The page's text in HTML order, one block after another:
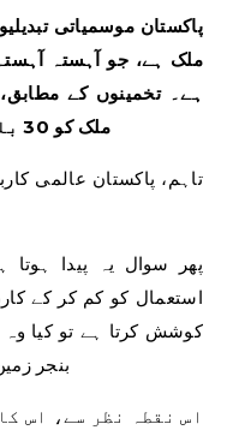
پاکستان موسمیاتی
ملک ہے، جو آہستہ
ہے۔ تخمینوں کے
ملک کو 30 بلین ڈالر کا نقصان پہنچایا ہے۔
تاہم، پاکستان عالمی
پھر سوال یہ پیدا
استعمال کو کم کر کے
کوشش کرتا ہے تو کیا وہ
بنجر
اس نقطہ نظر سے، اس